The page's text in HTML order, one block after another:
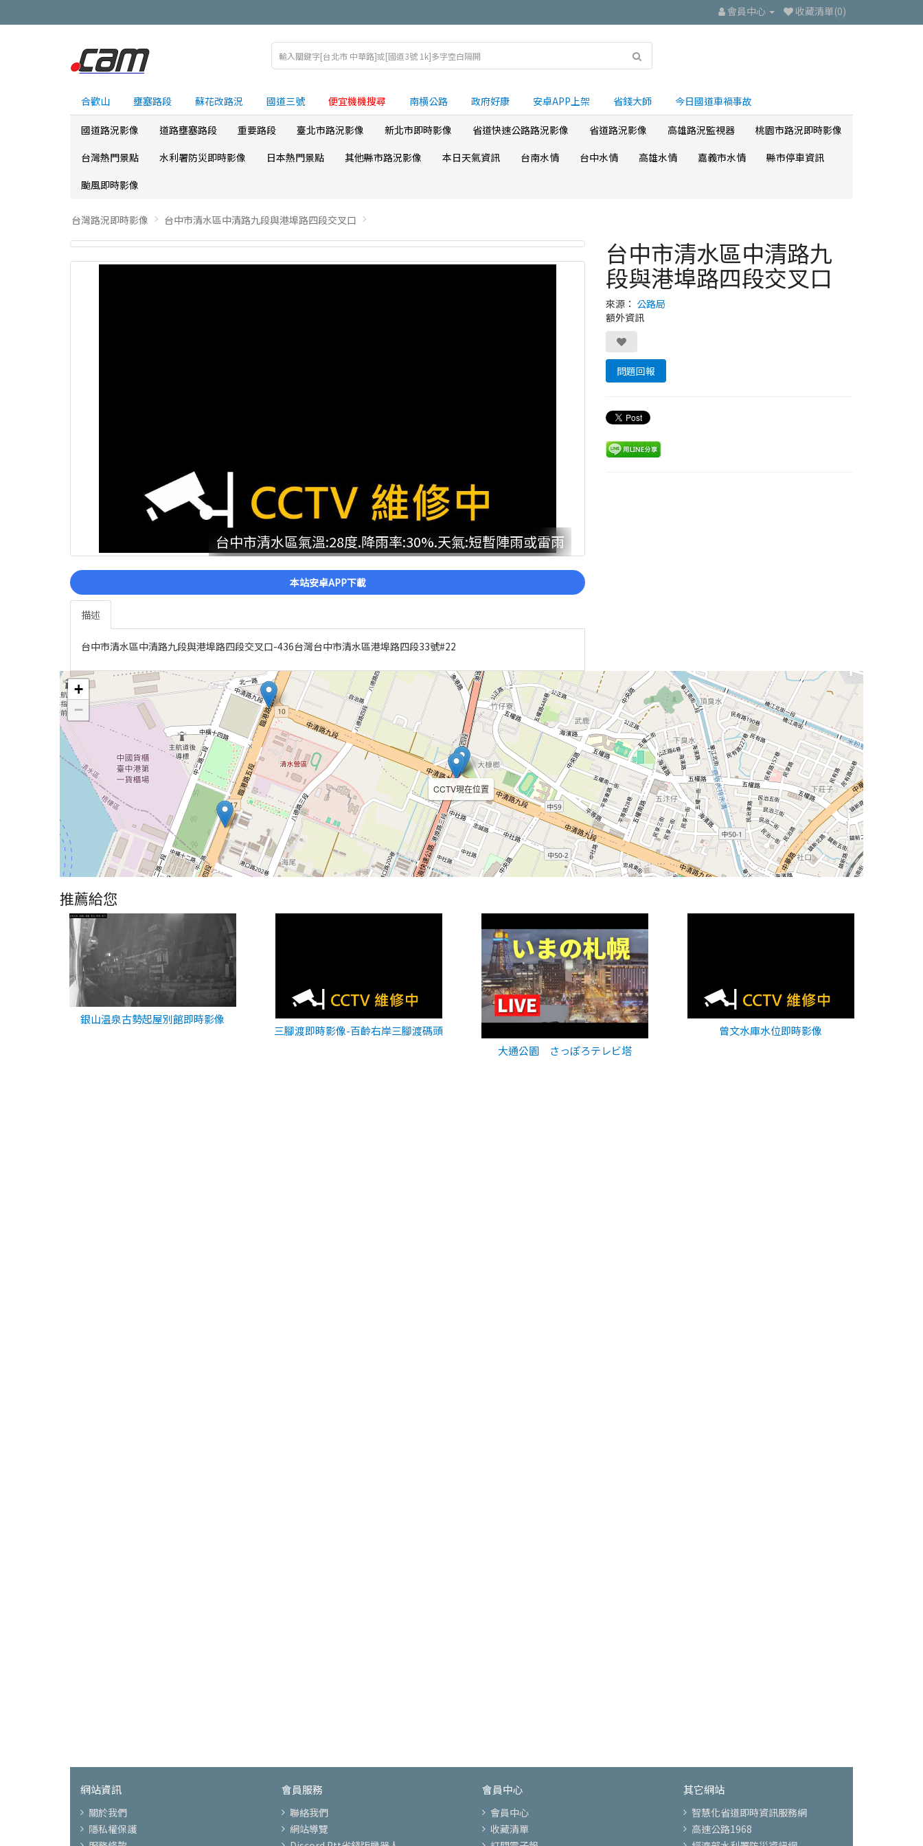
會員中心 收藏清單(0)
合歡山 壅塞路段 蘇花改路況 國道三號 便宜機機搜尋 南横公路 政府好康 安卓APP上架 省錢大師 今日國道車禍事故
國道路況影像 道路壅塞路段 重要路段 臺北市路況影像 新北市即時影像 省道快速公路路況影像 省道路況影像 高雄路況監視器
桃園市路況即時影像
台灣熱門景點
水利署防災即時影像 日本熱門景點 其他縣市路況影像 本日天氣資訊 台南水情 台中水情 高雄水情 嘉義市水情
縣市停車資訊
颱風即時影像
台灣路況即時影像 台中市清水區中清路九段與港埠路四段交叉口
台中市清水區氣溫:28度.降雨率:30%.天氣:短暫陣雨或雷雨
本站安卓APP下載
描述
台中市清水區中清路九段與港埠路四段交叉口-436台灣台中市清水區港埠路四段33號#22
台中市清水區中清路九
段與港埠路四段交叉口
來源： 公路局
額外資訊
問題回報
CCTV現在位置
+
−
推薦給您
銀山温泉古勢起屋別館即時影像
三腳渡即時影像-百齡右岸三腳渡碼頭
大通公園 さっぽろテレビ塔
曾文水庫水位即時影像
網站資訊
關於我們
隱私權保護
會員服務
聯絡我們
網站導覽
會員中心
會員中心
收藏清單
其它網站
智慧化省道即時資訊服務網
高速公路1968